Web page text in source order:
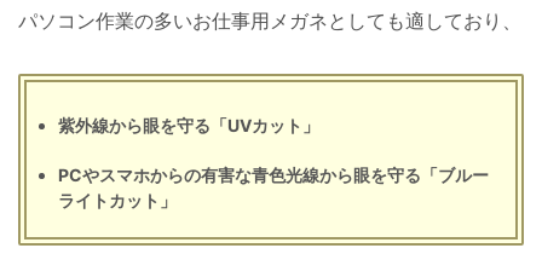
パソコン作業の多いお仕事用メガネとしても適しており、
紫外線から眼を守る「UVカット」
PCやスマホからの有害な青色光線から眼を守る「ブルー
ライトカット」